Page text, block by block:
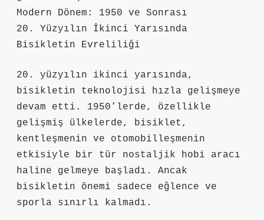
Modern Dönem: 1950 ve Sonrası
20. Yüzyılın İkinci Yarısında
Bisikletin Evreliliği
20. yüzyılın ikinci yarısında,
bisikletin teknolojisi hızla gelişmeye
devam etti. 1950’lerde, özellikle
gelişmiş ülkelerde, bisiklet,
kentleşmenin ve otomobilleşmenin
etkisiyle bir tür nostaljik hobi aracı
haline gelmeye başladı. Ancak
bisikletin önemi sadece eğlence ve
sporla sınırlı kalmadı.